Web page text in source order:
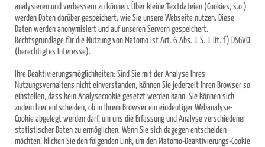
analysieren und verbessern zu können. Über kleine Textdateien (Cookies, s.o.)
werden Daten darüber gespeichert, wie Sie unsere Webseite nutzen. Diese
Daten werden anonymisiert und auf unseren Servern gespeichert.
Rechtsgrundlage für die Nutzung von Matomo ist Art. 6 Abs. 1 S. 1 lit. f) DSGVO
(berechtigtes Interesse).
Ihre Deaktivierungsmöglichkeiten: Sind Sie mit der Analyse Ihres
Nutzungsverhaltens nicht einverstanden, können Sie jederzeit Ihren Browser so
einstellen, dass kein Analysecookie gesetzt werden kann. Sie können sich
zudem hier entscheiden, ob in Ihrem Browser ein eindeutiger Webanalyse-
Cookie abgelegt werden darf, um uns die Erfassung und Analyse verschiedener
statistischer Daten zu ermöglichen. Wenn Sie sich dagegen entscheiden
möchten, klicken Sie den folgenden Link, um den Matomo-Deaktivierungs-Cookie